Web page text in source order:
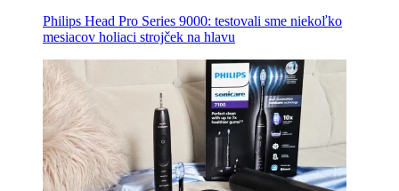
Philips Head Pro Series 9000: testovali sme niekoľko
mesiacov holiaci strojček na hlavu